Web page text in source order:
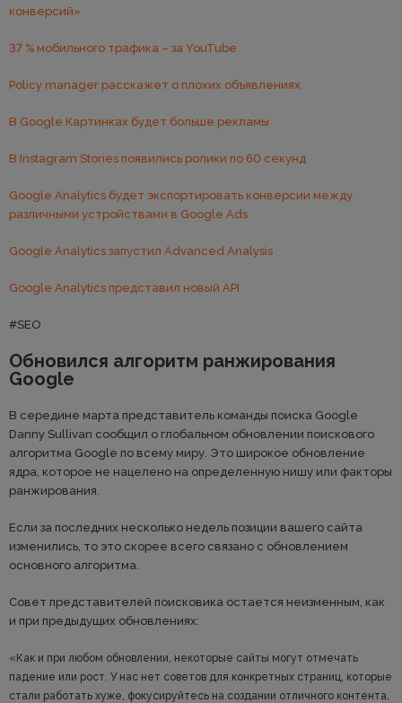
конверсий»
37 % мобильного трафика – за YouTube
Policy manager расскажет о плохих объявлениях
В Google Картинках будет больше рекламы
В Instagram Stories появились ролики по 60 секунд
Google Analytics будет экспортировать конверсии между
различными устройствами в Google Ads
Google Analytics запустил Advanced Analysis
Google Analytics представил новый API
#SEO
Обновился алгоритм ранжирования
Google
В середине марта представитель команды поиска Google
Danny Sullivan сообщил о глобальном обновлении поискового
алгоритма Google по всему миру. Это широкое обновление
ядра, которое не нацелено на определенную нишу или факторы
ранжирования.
Если за последних несколько недель позиции вашего сайта
изменились, то это скорее всего связано с обновлением
основного алгоритма.
Совет представителей поисковика остается неизменным, как
и при предыдущих обновлениях:
«Как и при любом обновлении, некоторые сайты могут отмечать
падение или рост. У нас нет советов для конкретных страниц, которые
стали работать хуже, фокусируйтесь на создании отличного контента,